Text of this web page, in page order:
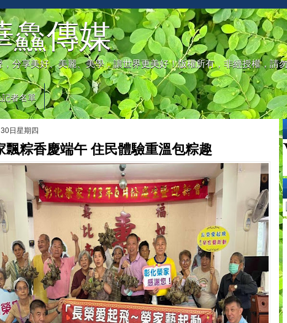
鱻傳媒
分享美好、美麗、美學，讓世界更美好！版權所有，非經授權，請
者名單
日星期四
飄粽香慶端午 住民體驗重溫包粽趣